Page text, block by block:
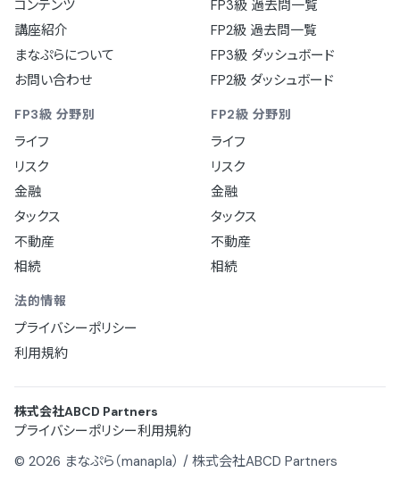
コンテンツ
講座紹介
まなぷらについて
お問い合わせ
FP3級 過去問一覧
FP2級 過去問一覧
FP3級 ダッシュボード
FP2級 ダッシュボード
FP3級 分野別
ライフ
リスク
金融
タックス
不動産
相続
FP2級 分野別
ライフ
リスク
金融
タックス
不動産
相続
法的情報
プライバシーポリシー
利用規約
株式会社ABCD Partners
プライバシーポリシー利用規約
© 2026 まなぷら（manapla） / 株式会社ABCD Partners